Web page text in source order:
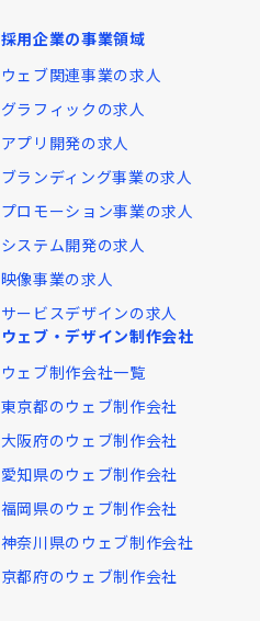
採用企業の事業領域
ウェブ関連事業の求人
グラフィックの求人
アプリ開発の求人
ブランディング事業の求人
プロモーション事業の求人
システム開発の求人
映像事業の求人
サービスデザインの求人
ウェブ・デザイン制作会社
ウェブ制作会社一覧
東京都のウェブ制作会社
大阪府のウェブ制作会社
愛知県のウェブ制作会社
福岡県のウェブ制作会社
神奈川県のウェブ制作会社
京都府のウェブ制作会社